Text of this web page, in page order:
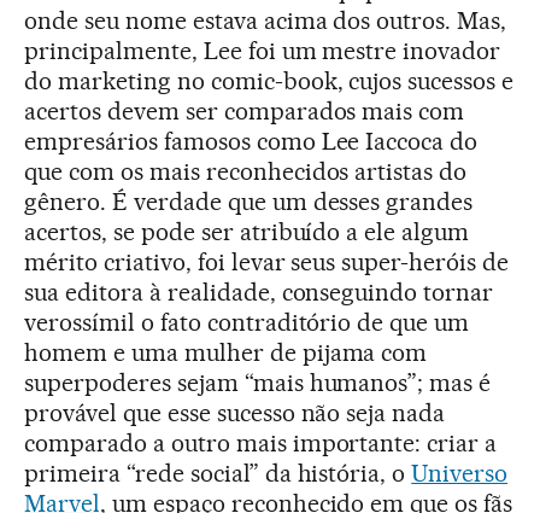
onde seu nome estava acima dos outros. Mas,
principalmente, Lee foi um mestre inovador
do marketing no comic-book, cujos sucessos e
acertos devem ser comparados mais com
empresários famosos como Lee Iaccoca do
que com os mais reconhecidos artistas do
gênero. É verdade que um desses grandes
acertos, se pode ser atribuído a ele algum
mérito criativo, foi levar seus super-heróis de
sua editora à realidade, conseguindo tornar
verossímil o fato contraditório de que um
homem e uma mulher de pijama com
superpoderes sejam “mais humanos”; mas é
provável que esse sucesso não seja nada
comparado a outro mais importante: criar a
primeira “rede social” da história, oUniverso
Marvel, um espaço reconhecido em que os fãs